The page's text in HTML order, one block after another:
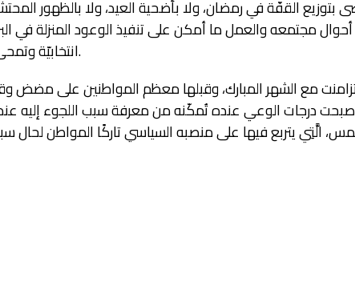
بتوزيع القفّة في رمضان، ولا بأضحية العيد، ولا بالظهور
مجتمعه والعمل ما أمكن على تنفيذ الوعود المنزلة في
انتخابيّة وتمحى عند الأشهر الأولى من الظفر بالمنصب.
مع الشهر المبارك، وقبلها معظم المواطنين على مضض
درجات الوعي عنده تُمكّنه من معرفة سبب اللجوء إليه عند
الَّتِي يتربع فيها على منصبه السياسي تاركًا المواطن لحال